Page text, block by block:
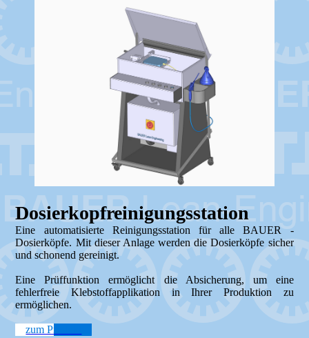
Dosierkopfreinigungsstation
Eine automatisierte Reinigungsstation für alle BAUER -
Dosierköpfe. Mit dieser Anlage werden die Dosierköpfe sicher
und schonend gereinigt.
Eine Prüffunktion ermöglicht die Absicherung, um eine
fehlerfreie Klebstoffapplikation in Ihrer Produktion zu
ermöglichen.
zum Produkt